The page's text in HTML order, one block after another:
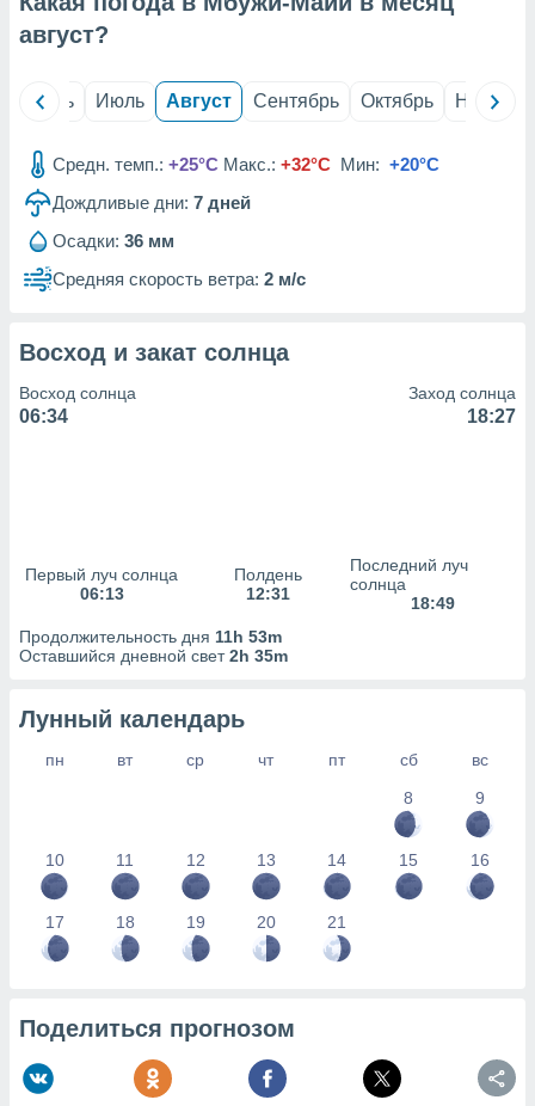
из
данных
наших 1199
август?
Июнь Июль Август Сентябрь Октябрь Ноябрь
Средн. темп.: +25°C Макс.: +32°C Мин: +20°C
Дождливые дни: 7 дней
Осадки: 36 мм
Средняя скорость ветра: 2 м/с
Восход и закат солнца
Восход солнца
06:34
Заход солнца
18:27
Первый луч солнца
06:13
Полдень
12:31
Последний луч
солнца
18:49
Продолжительность дня 11h 53m
Оставшийся дневной свет2h 35m
Лунный календарь
пн вт ср чт пт сб
вс
8
9
10 11 12 13 14 15 16
17 18 19 20 21
Поделиться прогнозом